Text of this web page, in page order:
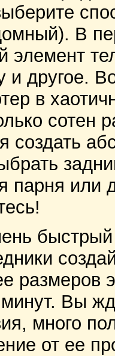
В
элемент
и другое.
в
сотен
создать
парня
размеров
Вы
много
от ее